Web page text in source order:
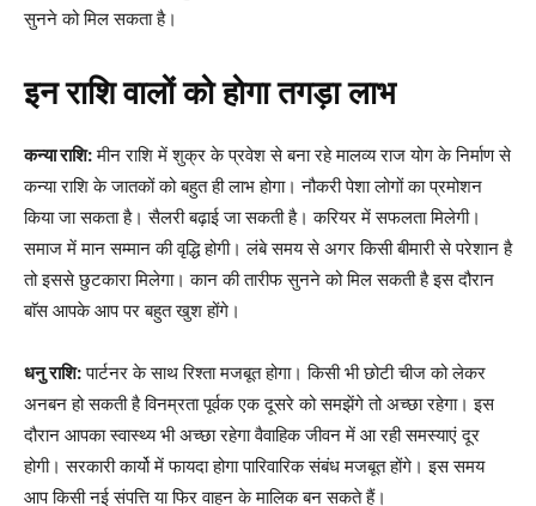
सुनने को मिल सकता है।
इन राशि वालों को होगा तगड़ा लाभ
कन्या राशि:मीन राशि में शुक्र के प्रवेश से बना रहे मालव्य राज योग के निर्माण से
कन्या राशि के जातकों को बहुत ही लाभ होगा। नौकरी पेशा लोगों का प्रमोशन
किया जा सकता है। सैलरी बढ़ाई जा सकती है। करियर में सफलता मिलेगी।
समाज में मान सम्मान की वृद्धि होगी। लंबे समय से अगर किसी बीमारी से परेशान है
तो इससे छुटकारा मिलेगा। कान की तारीफ सुनने को मिल सकती है इस दौरान
बाॅस आपके आप पर बहुत खुश होंगे।
धनु राशि:पार्टनर के साथ रिश्ता मजबूत होगा। किसी भी छोटी चीज को लेकर
अनबन हो सकती है विनम्रता पूर्वक एक दूसरे को समझेंगे तो अच्छा रहेगा। इस
दौरान आपका स्वास्थ्य भी अच्छा रहेगा वैवाहिक जीवन में आ रही समस्याएं दूर
होगी। सरकारी कार्यो में फायदा होगा पारिवारिक संबंध मजबूत होंगे। इस समय
आप किसी नई संपत्ति या फिर वाहन के मालिक बन सकते हैं।